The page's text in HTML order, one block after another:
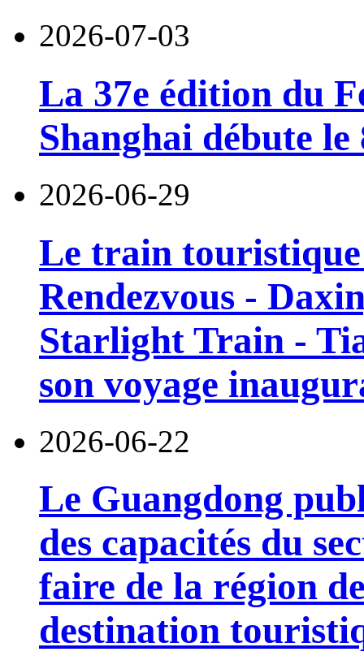
2026-07-03
La 37e édition du
Shanghai débute
2026-06-29
Le train
Rendezvous -
Starlight Train -
son voyage
2026-06-22
Le Guangdong
des capacités du
faire de la région
destination